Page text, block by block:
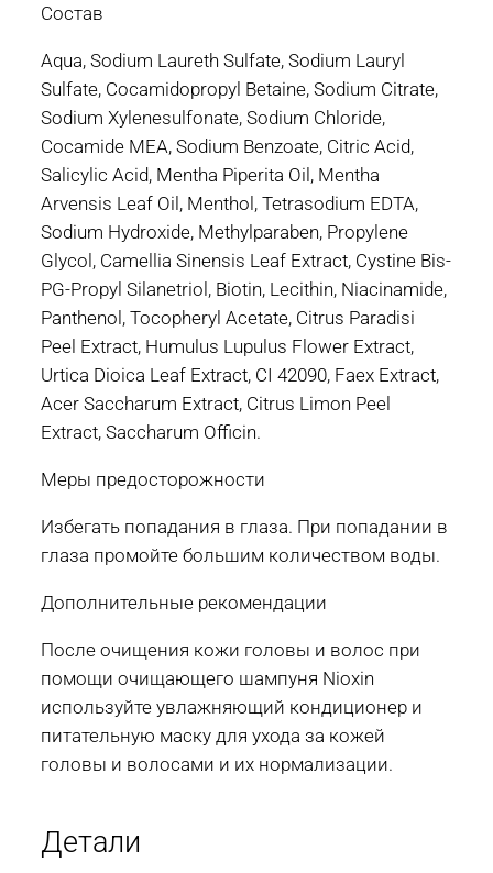
Состав
Aqua, Sodium Laureth Sulfate, Sodium Lauryl
Sulfate, Cocamidopropyl Betaine, Sodium Citrate,
Sodium Xylenesulfonate, Sodium Chloride,
Cocamide MEA, Sodium Benzoate, Citric Acid,
Salicylic Acid, Mentha Piperita Oil, Mentha
Arvensis Leaf Oil, Menthol, Tetrasodium EDTA,
Sodium Hydroxide, Methylparaben, Propylene
Glycol, Camellia Sinensis Leaf Extract, Cystine Bis-
PG-Propyl Silanetriol, Biotin, Lecithin, Niacinamide,
Panthenol, Tocopheryl Acetate, Citrus Paradisi
Peel Extract, Humulus Lupulus Flower Extract,
Urtica Dioica Leaf Extract, CI 42090, Faex Extract,
Acer Saccharum Extract, Citrus Limon Peel
Extract, Saccharum Officin.
Меры предосторожности
Избегать попадания в глаза. При попадании в
глаза промойте большим количеством воды.
Дополнительные рекомендации
После очищения кожи головы и волос при
помощи очищающего шампуня Nioxin
используйте увлажняющий кондиционер и
питательную маску для ухода за кожей
головы и волосами и их нормализации.
Детали